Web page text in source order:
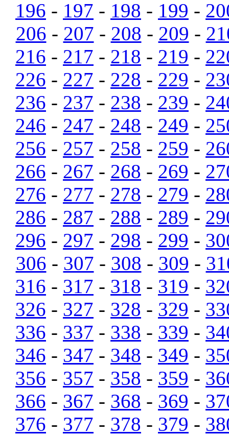
196 - 197 - 198 - 199 -
206 - 207 - 208 - 209 -
216 - 217 - 218 - 219 -
226 - 227 - 228 - 229 -
236 - 237 - 238 - 239 -
246 - 247 - 248 - 249 -
256 - 257 - 258 - 259 -
266 - 267 - 268 - 269 -
276 - 277 - 278 - 279 -
286 - 287 - 288 - 289 -
296 - 297 - 298 - 299 -
306 - 307 - 308 - 309 -
316 - 317 - 318 - 319 -
326 - 327 - 328 - 329 -
336 - 337 - 338 - 339 -
346 - 347 - 348 - 349 -
356 - 357 - 358 - 359 -
366 - 367 - 368 - 369 -
376 - 377 - 378 - 379 -